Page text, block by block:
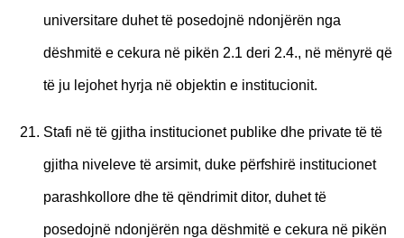
universitare duhet të posedojnë ndonjërën nga
dëshmitë e cekura në pikën 2.1 deri 2.4., në mënyrë që
të ju lejohet hyrja në objektin e institucionit.
Stafi në të gjitha institucionet publike dhe private të të
gjitha niveleve të arsimit, duke përfshirë institucionet
parashkollore dhe të qëndrimit ditor, duhet të
posedojnë ndonjërën nga dëshmitë e cekura në pikën